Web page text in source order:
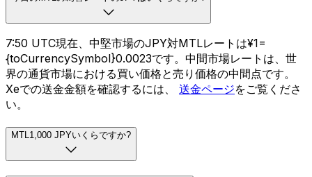
7:50 UTC現在、中堅市場のJPY対MTLレートは¥1=
{toCurrencySymbol}0.0023です。中間市場レートは、世
界の通貨市場における買い価格と売り価格の中間点です。
Xeでの送金金額を確認するには、 送金ページをご覧くださ
い。
MTL1,000 JPYいくらですか?